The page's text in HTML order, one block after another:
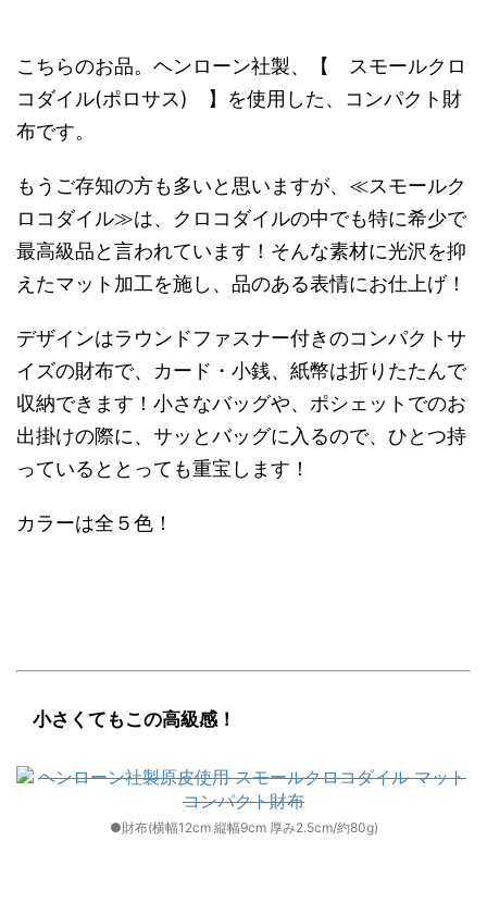
こちらのお品。ヘンローン社製、【 スモールクロ
コダイル(ポロサス) 】を使用した、コンパクト財
布です。
もうご存知の方も多いと思いますが、≪スモールク
ロコダイル≫は、クロコダイルの中でも特に希少で
最高級品と言われています！そんな素材に光沢を抑
えたマット加工を施し、品のある表情にお仕上げ！
デザインはラウンドファスナー付きのコンパクトサ
イズの財布で、カード・小銭、紙幣は折りたたんで
収納できます！小さなバッグや、ポシェットでのお
出掛けの際に、サッとバッグに入るので、ひとつ持
っているととっても重宝します！
カラーは全５色！
小さくてもこの高級感！
●財布(横幅12cm 縦幅9cm 厚み2.5cm/約80g)